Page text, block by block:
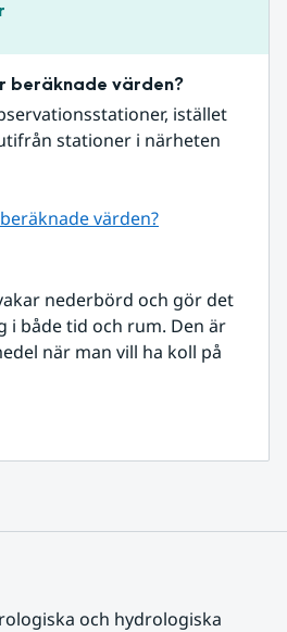
beräknade värden?
istället
stationer i närheten
värden?
nederbörd och gör det
i både tid och rum. Den är
när man vill ha koll på
och hydrologiska